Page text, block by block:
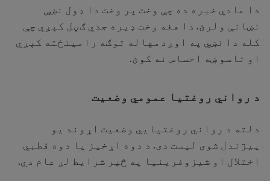
دا عادي خبره ده چې وخت پر وخت دا ډول نښې
نښانې ولرئ. دا هغه وخت ډیره جدي ګڼل کېږي چې
کله دا نښي په اوږدمهاله توګه رامينځته کېږي
او تاسو ښه احساس نه کوئ.
د رواني روغتیا عمومي وضعيت
دلته د رواني روغتیايي وضعيت اړوند يو
پیژندل شوی لیست دی. د دوه اړخيز يا دوه قطبي
اختلال او شیزوفرینیا په څیر شرایط لږ عام دي.